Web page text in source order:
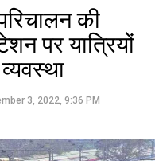
की
पर यात्रियों
3, 2022, 9:36 PM